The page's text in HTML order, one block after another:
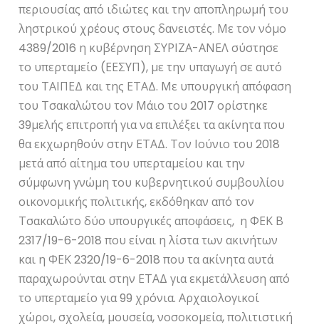
περιουσίας από ιδιώτες και την αποπληρωμή του
ληστρικού χρέους στους δανειστές. Με τον νόμο
4389/2016 η κυβέρνηση ΣΥΡΙΖΑ-ΑΝΕΛ σύστησε
το υπερταμείο (ΕΕΣΥΠ), με την υπαγωγή σε αυτό
του ΤΑΙΠΕΔ και της ΕΤΑΔ. Με υπουργική απόφαση
του Τσακαλώτου τον Μάιο του 2017 ορίστηκε
39μελής επιτροπή για να επιλέξει τα ακίνητα που
θα εκχωρηθούν στην ΕΤΑΔ. Τον Ιούνιο του 2018
μετά από αίτημα του υπερταμείου και την
σύμφωνη γνώμη του κυβερνητικού συμβουλίου
οικονομικής πολιτικής, εκδόθηκαν από τον
Τσακαλώτο δύο υπουργικές αποφάσεις, η ΦΕΚ Β
2317/19-6-2018 που είναι η λίστα των ακινήτων
και η ΦΕΚ 2320/19-6-2018 που τα ακίνητα αυτά
παραχωρούνται στην ΕΤΑΔ για εκμετάλλευση από
το υπερταμείο για 99 χρόνια. Αρχαιολογικοί
χώροι, σχολεία, μουσεία, νοσοκομεία, πολιτιστική